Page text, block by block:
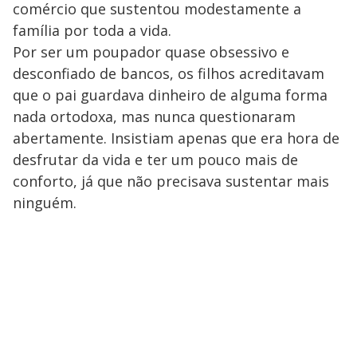
comércio que sustentou modestamente a
família por toda a vida.
Por ser um poupador quase obsessivo e
desconfiado de bancos, os filhos acreditavam
que o pai guardava dinheiro de alguma forma
nada ortodoxa, mas nunca questionaram
abertamente. Insistiam apenas que era hora de
desfrutar da vida e ter um pouco mais de
conforto, já que não precisava sustentar mais
ninguém.